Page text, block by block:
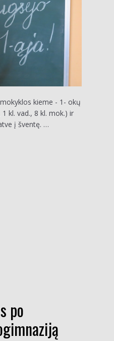
kieme - 1- okų
kl. vad., 8 kl. mok.) ir
į šventę. …
po